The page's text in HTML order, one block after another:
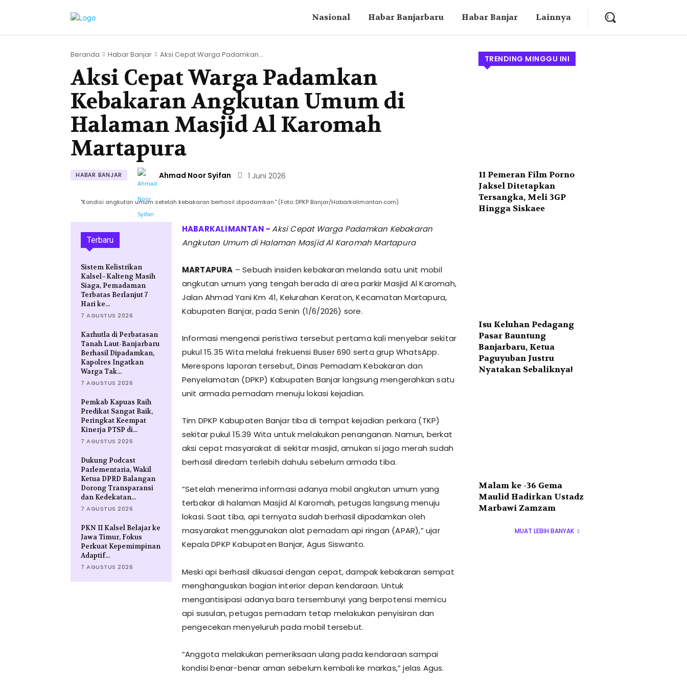
Nasional Habar Banjarbaru Habar Banjar Lainnya
Beranda Habar Banjar Aksi Cepat Warga Padamkan...
Aksi Cepat Warga Padamkan
Kebakaran Angkutan Umum di
Halaman Masjid Al Karomah
Martapura
HABAR BANJAR Ahmad Noor Syifan 1 Juni 2026
"Kondisi angkutan umum setelah kebakaran berhasil dipadamkan." (Foto: DPKP Banjar/Habarkalimantan.com)
Terbaru
Sistem Kelistrikan
Kalsel–Kalteng Masih
Siaga, Pemadaman
Terbatas Berlanjut 7
Hari ke...
7 AGUSTUS 2026
Karhutla di Perbatasan
Tanah Laut-Banjarbaru
Berhasil Dipadamkan,
Kapolres Ingatkan
Warga Tak...
7 AGUSTUS 2026
Pemkab Kapuas Raih
Predikat Sangat Baik,
Peringkat Keempat
Kinerja PTSP di...
7 AGUSTUS 2026
Dukung Podcast
Parlementaria, Wakil
Ketua DPRD Balangan
Dorong Transparansi
dan Kedekatan...
7 AGUSTUS 2026
PKN II Kalsel Belajar ke
Jawa Timur, Fokus
Perkuat Kepemimpinan
Adaptif...
7 AGUSTUS 2026
Aksi Cepat Warga Padamkan Kebakaran
Angkutan Umum di Halaman Masjid Al Karomah Martapura
MARTAPURA – Sebuah insiden kebakaran melanda satu unit mobil
angkutan umum yang tengah berada di area parkir Masjid Al Karomah,
Jalan Ahmad Yani Km 41, Kelurahan Keraton, Kecamatan Martapura,
Kabupaten Banjar, pada Senin (1/6/2026) sore.
​Informasi mengenai peristiwa tersebut pertama kali menyebar sekitar
pukul 15.35 Wita melalui frekuensi Buser 690 serta grup WhatsApp.
Merespons laporan tersebut, Dinas Pemadam Kebakaran dan
Penyelamatan (DPKP) Kabupaten Banjar langsung mengerahkan satu
unit armada pemadam menuju lokasi kejadian.
​Tim DPKP Kabupaten Banjar tiba di tempat kejadian perkara (TKP)
sekitar pukul 15.39 Wita untuk melakukan penanganan. Namun, berkat
aksi cepat masyarakat di sekitar masjid, amukan si jago merah sudah
berhasil diredam terlebih dahulu sebelum armada tiba.
​“Setelah menerima informasi adanya mobil angkutan umum yang
terbakar di halaman Masjid Al Karomah, petugas langsung menuju
lokasi. Saat tiba, api ternyata sudah berhasil dipadamkan oleh
masyarakat menggunakan alat pemadam api ringan (APAR),” ujar ​
Kepala DPKP Kabupaten Banjar, Agus Siswanto.
​Meski api berhasil dikuasai dengan cepat, dampak kebakaran sempat
menghanguskan bagian interior depan kendaraan. Untuk
mengantisipasi adanya bara tersembunyi yang berpotensi memicu
api susulan, petugas pemadam tetap melakukan penyisiran dan
pengecekan menyeluruh pada mobil tersebut.
​“Anggota melakukan pemeriksaan ulang pada kendaraan sampai
kondisi benar-benar aman sebelum kembali ke markas,” jelas Agus.
TRENDING MINGGU INI
11 Pemeran Film Porno
Jaksel Ditetapkan
Tersangka, Meli 3GP
Hingga Siskaee
Isu Keluhan Pedagang
Pasar Bauntung
Banjarbaru, Ketua
Paguyuban Justru
Nyatakan Sebaliknya!
Malam ke -36 Gema
Maulid Hadirkan Ustadz
Marbawi Zamzam
MUAT LEBIH BANYAK